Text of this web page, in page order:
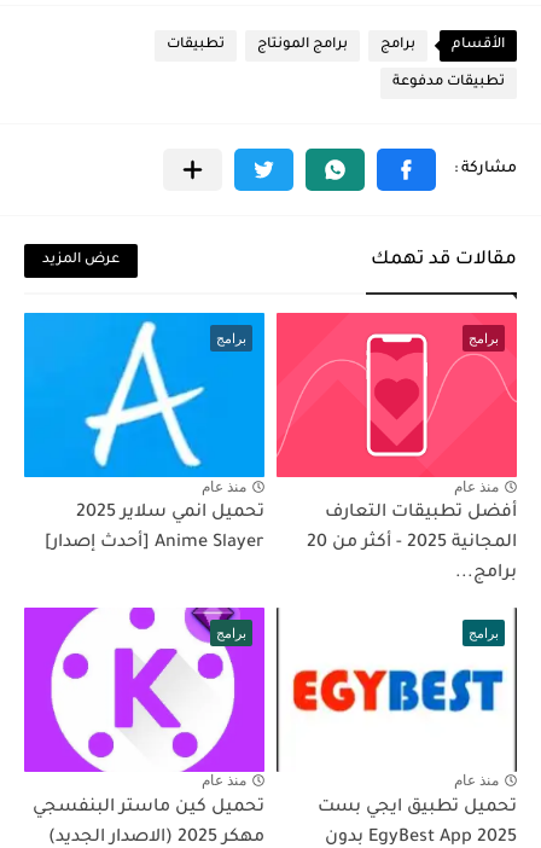
الأقسام برامج برامج المونتاج تطبيقات
تطبيقات مدفوعة
مقالات قد تهمك عرض المزيد
برامج
منذ عام
أفضل تطبيقات التعارف
المجانية 2025 - أكثر من 20
برامج...
برامج
منذ عام
تحميل انمي سلاير 2025
Anime Slayer [أحدث إصدار]
برامج
منذ عام
تحميل تطبيق ايجي بست
2025 EgyBest App بدون
برامج
منذ عام
تحميل كين ماستر البنفسجي
مهكر 2025 (الاصدار الجديد)